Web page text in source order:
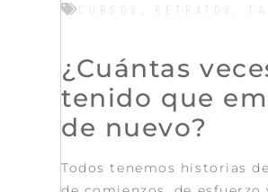
CURSOS
RETRATOS
¿Cuántas
tenido que
de nuevo?
Todos tenemos historias